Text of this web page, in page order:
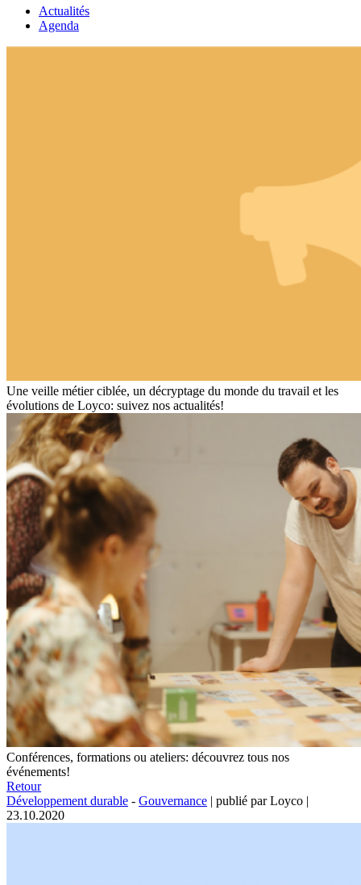
Actualités
Agenda
Une veille métier ciblée, un décryptage du monde du travail et les
évolutions de Loyco: suivez nos actualités!
Conférences, formations ou ateliers: découvrez tous nos
événements!
Retour
Développement durable - Gouvernance | publié par Loyco |
23.10.2020